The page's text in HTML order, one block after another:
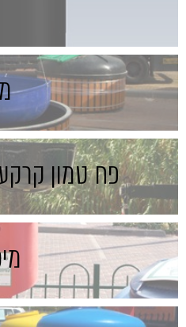
פח טמון קרקע